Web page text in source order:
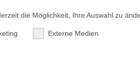
inklusive der
Die alleinigen
traditionsreiche
Aktionäre ist
und setzt das
die Möglichkeit, Ihre Auswahl zu
Externe Medien